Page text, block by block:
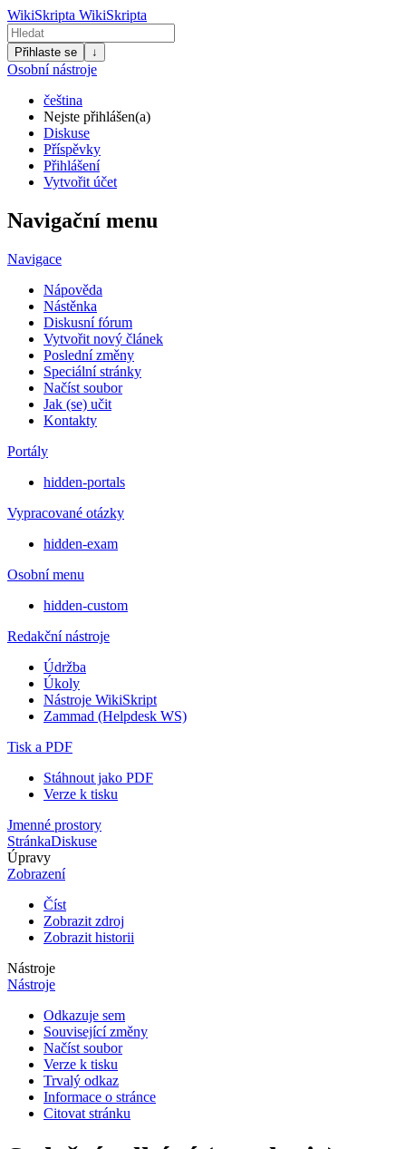
WikiSkripta WikiSkripta
Přihlaste se ↓
Osobní nástroje
čeština
Nejste přihlášen(a)
Diskuse
Příspěvky
Přihlášení
Vytvořit účet
Navigační menu
Navigace
Nápověda
Nástěnka
Diskusní fórum
Vytvořit nový článek
Poslední změny
Speciální stránky
Načíst soubor
Jak (se) učit
Kontakty
Portály
hidden-portals
Vypracované otázky
hidden-exam
Osobní menu
hidden-custom
Redakční nástroje
Údržba
Úkoly
Nástroje WikiSkript
Zammad (Helpdesk WS)
Tisk a PDF
Stáhnout jako PDF
Verze k tisku
Jmenné prostory
StránkaDiskuse
Úpravy
Zobrazení
Číst
Zobrazit zdroj
Zobrazit historii
Nástroje
Nástroje
Odkazuje sem
Související změny
Načíst soubor
Verze k tisku
Trvalý odkaz
Informace o stránce
Citovat stránku